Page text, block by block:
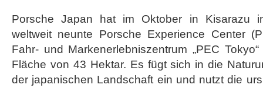
Experience
Center
Tokio
eröffnet
Porsche Japan hat im Oktober in Kisarazu
weltweit neunte Porsche Experience Center
Fahr- und Markenerlebniszentrum „PEC
Fläche von 43 Hektar. Es fügt sich in die
der japanischen Landschaft ein und nutzt die